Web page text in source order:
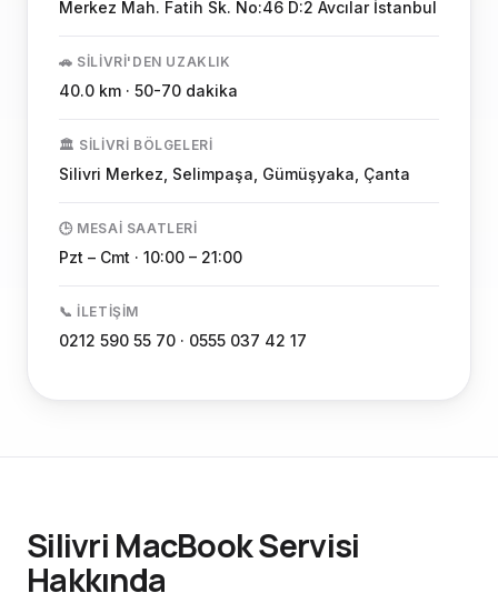
Merkez Mah. Fatih Sk. No:46 D:2 Avcılar İstanbul
🚗 SILIVRI'DEN UZAKLIK
40.0 km · 50-70 dakika
🏛️ SILIVRI BÖLGELERI
Silivri Merkez, Selimpaşa, Gümüşyaka, Çanta
🕒 MESAI SAATLERI
Pzt – Cmt · 10:00 – 21:00
📞 İLETIŞIM
0212 590 55 70 · 0555 037 42 17
Silivri MacBook Servisi
Hakkında